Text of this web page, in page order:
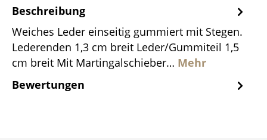
Beschreibung
Weiches Leder einseitig gummiert mit Stegen.
Lederenden 1,3 cm breit Leder/Gummiteil 1,5
cm breit Mit Martingalschieber… Mehr
Bewertungen